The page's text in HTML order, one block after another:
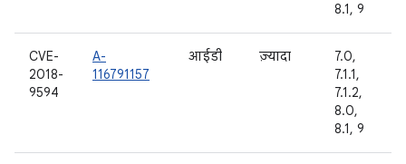
8.1, 9
CVE-
2018-
9594
A-
116791157
आईडी ज़्यादा
7.0,
7.1.1,
7.1.2,
8.0,
8.1, 9